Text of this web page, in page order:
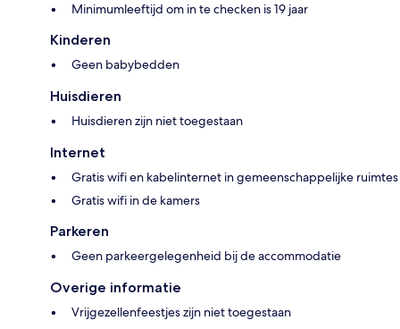
Minimumleeftijd om in te checken is 19 jaar
Kinderen
Geen babybedden
Huisdieren
Huisdieren zijn niet toegestaan
Internet
Gratis wifi en kabelinternet in gemeenschappelijke ruimtes
Gratis wifi in de kamers
Parkeren
Geen parkeergelegenheid bij de accommodatie
Overige informatie
Vrijgezellenfeestjes zijn niet toegestaan